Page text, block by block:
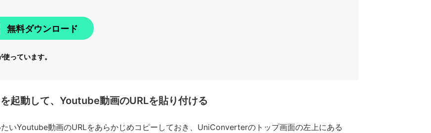
無料ダウンロード
使っています。
起動して、Youtube動画のURLを貼り付ける
いYoutube動画のURLをあらかじめコピーしておき、UniConverterのトップ画面の左上にある